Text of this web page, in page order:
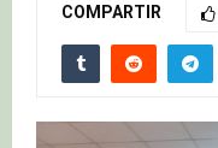
COMPARTIR